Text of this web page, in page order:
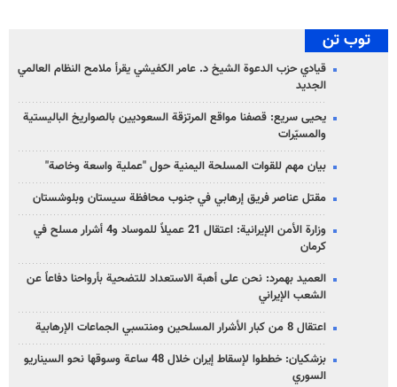
توب تن
قيادي حزب الدعوة الشيخ د. عامر الكفيشي يقرأ ملامح النظام العالمي
الجديد
يحيى سريع: قصفنا مواقع المرتزقة السعوديين بالصواريخ الباليستية
والمسيّرات
بيان مهم للقوات المسلحة اليمنية حول "عملية واسعة وخاصة"
مقتل عناصر فريق إرهابي في جنوب محافظة سيستان وبلوشستان
وزارة الأمن الإيرانية: اعتقال 21 عميلاً للموساد و4 أشرار مسلح في
كرمان
العميد بهمرد: نحن على أهبة الاستعداد للتضحية بأرواحنا دفاعاً عن
الشعب الإيراني
اعتقال 8 من كبار الأشرار المسلحين ومنتسبي الجماعات الإرهابية
بزشكيان: خططوا لإسقاط إيران خلال 48 ساعة وسوقها نحو السيناريو
السوري